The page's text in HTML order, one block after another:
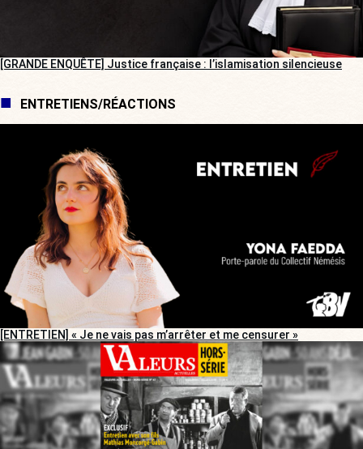
[GRANDE ENQUÊTE] Justice française : l’islamisation silencieuse
ENTRETIENS/RÉACTIONS
[ENTRETIEN] « Je ne vais pas m’arrêter et me censurer »